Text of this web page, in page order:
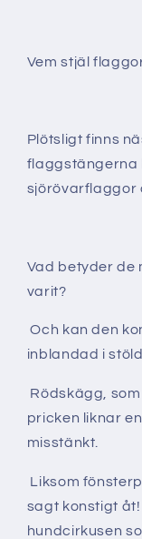
Vem stjäl
Plötsligt finns
flaggstängerna
sjörövarflaggor
Vad betyder de
varit?
Och kan den
inblandad i
Rödskägg,
pricken liknar
misstänkt.
Liksom
sagt konstigt
hundcirkusen